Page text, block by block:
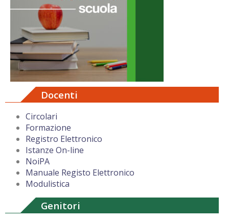
Docenti
Circolari
Formazione
Registro Elettronico
Istanze On-line
NoiPA
Manuale Registo Elettronico
Modulistica
Genitori